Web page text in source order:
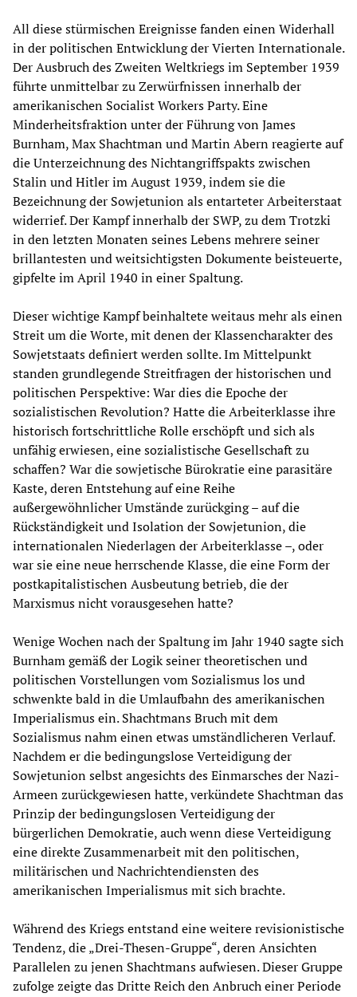
All diese stürmischen Ereignisse fanden einen Widerhall
in der politischen Entwicklung der Vierten Internationale.
Der Ausbruch des Zweiten Weltkriegs im September 1939
führte unmittelbar zu Zerwürfnissen innerhalb der
amerikanischen Socialist Workers Party. Eine
Minderheitsfraktion unter der Führung von James
Burnham, Max Shachtman und Martin Abern reagierte auf
die Unterzeichnung des Nichtangriffspakts zwischen
Stalin und Hitler im August 1939, indem sie die
Bezeichnung der Sowjetunion als entarteter Arbeiterstaat
widerrief. Der Kampf innerhalb der SWP, zu dem Trotzki
in den letzten Monaten seines Lebens mehrere seiner
brillantesten und weitsichtigsten Dokumente beisteuerte,
gipfelte im April 1940 in einer Spaltung.
Dieser wichtige Kampf beinhaltete weitaus mehr als einen
Streit um die Worte, mit denen der Klassencharakter des
Sowjetstaats definiert werden sollte. Im Mittelpunkt
standen grundlegende Streitfragen der historischen und
politischen Perspektive: War dies die Epoche der
sozialistischen Revolution? Hatte die Arbeiterklasse ihre
historisch fortschrittliche Rolle erschöpft und sich als
unfähig erwiesen, eine sozialistische Gesellschaft zu
schaffen? War die sowjetische Bürokratie eine parasitäre
Kaste, deren Entstehung auf eine Reihe
außergewöhnlicher Umstände zurückging – auf die
Rückständigkeit und Isolation der Sowjetunion, die
internationalen Niederlagen der Arbeiterklasse –, oder
war sie eine neue herrschende Klasse, die eine Form der
postkapitalistischen Ausbeutung betrieb, die der
Marxismus nicht vorausgesehen hatte?
Wenige Wochen nach der Spaltung im Jahr 1940 sagte sich
Burnham gemäß der Logik seiner theoretischen und
politischen Vorstellungen vom Sozialismus los und
schwenkte bald in die Umlaufbahn des amerikanischen
Imperialismus ein. Shachtmans Bruch mit dem
Sozialismus nahm einen etwas umständlicheren Verlauf.
Nachdem er die bedingungslose Verteidigung der
Sowjetunion selbst angesichts des Einmarsches der Nazi-
Armeen zurückgewiesen hatte, verkündete Shachtman das
Prinzip der bedingungslosen Verteidigung der
bürgerlichen Demokratie, auch wenn diese Verteidigung
eine direkte Zusammenarbeit mit den politischen,
militärischen und Nachrichtendiensten des
amerikanischen Imperialismus mit sich brachte.
Während des Kriegs entstand eine weitere revisionistische
Tendenz, die „Drei-Thesen-Gruppe“, deren Ansichten
Parallelen zu jenen Shachtmans aufwiesen. Dieser Gruppe
zufolge zeigte das Dritte Reich den Anbruch einer Periode